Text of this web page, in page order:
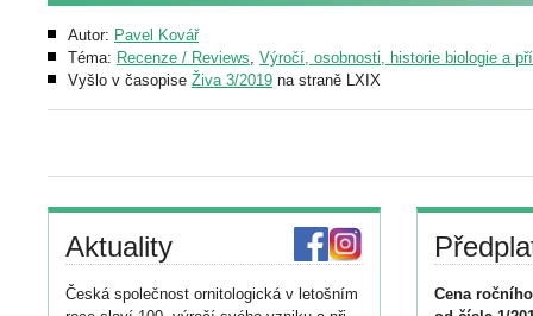
Autor: Pavel Kovář
Téma: Recenze / Reviews, Výročí, osobnosti, historie biologie a
Vyšlo v časopise Živa 3/2019 na straně LXIX
Aktuality
Česká společnost ornitologická v letošním
Cena